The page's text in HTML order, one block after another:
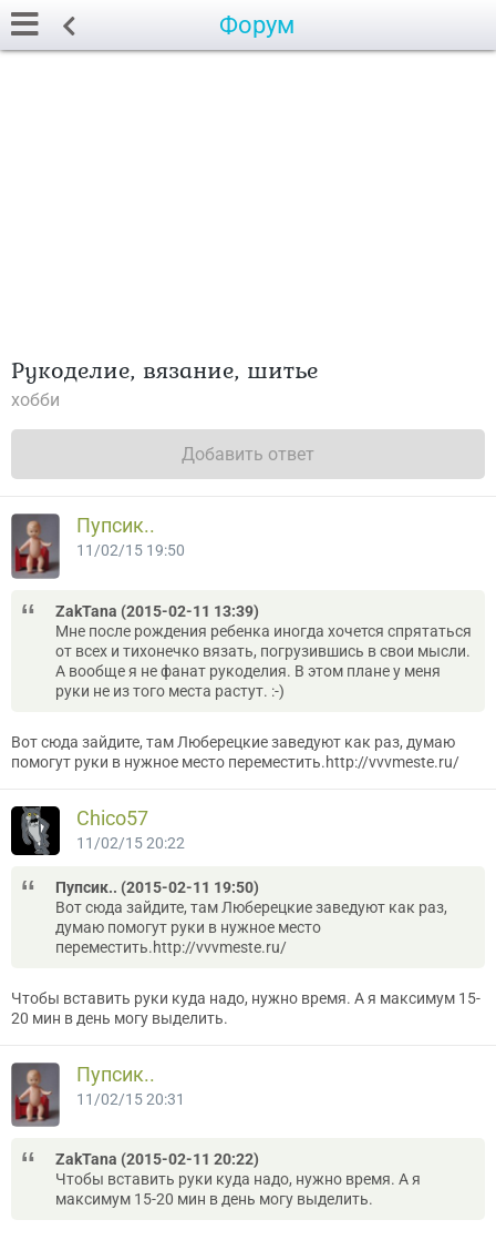
Форум
Рукоделие, вязание, шитье
хобби
Добавить ответ
Пупсик..
11/02/15 19:50
ZakTana (2015-02-11 13:39)
Мне после рождения ребенка иногда хочется спрятаться
от всех и тихонечко вязать, погрузившись в свои мысли.
А вообще я не фанат рукоделия. В этом плане у меня
руки не из того места растут. :-)
Вот сюда зайдите, там Люберецкие заведуют как раз, думаю
помогут руки в нужное место переместить.http://vvvmeste.ru/
Chico57
11/02/15 20:22
Пупсик.. (2015-02-11 19:50)
Вот сюда зайдите, там Люберецкие заведуют как раз,
думаю помогут руки в нужное место
переместить.http://vvvmeste.ru/
Чтобы вставить руки куда надо, нужно время. А я максимум 15-
20 мин в день могу выделить.
Пупсик..
11/02/15 20:31
ZakTana (2015-02-11 20:22)
Чтобы вставить руки куда надо, нужно время. А я
максимум 15-20 мин в день могу выделить.